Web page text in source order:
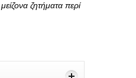
ζητήματα περί